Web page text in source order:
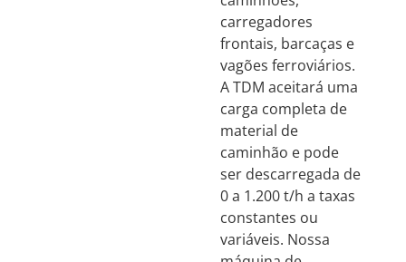
carregadores
frontais, barcaças e
vagões ferroviários.
A TDM aceitará uma
carga completa de
material de
caminhão e pode
ser descarregada de
0 a 1.200 t/h a taxas
constantes ou
variáveis. Nossa